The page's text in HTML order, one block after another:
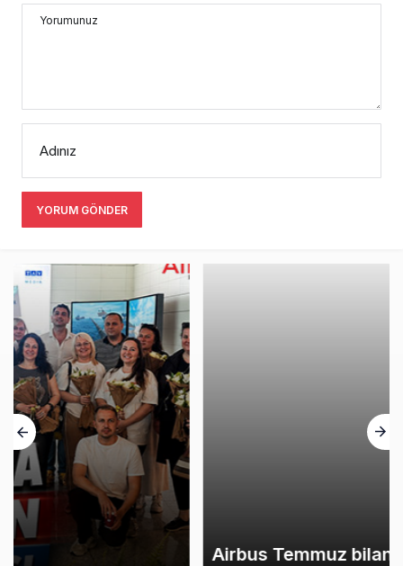
Yorumunuz
Adınız
YORUM GÖNDER
Airbus Temmuz bilançosunu açıkladı: